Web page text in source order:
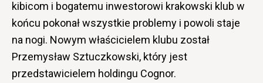
kibicom i bogatemu inwestorowi krakowski klub w
końcu pokonał wszystkie problemy i powoli staje
na nogi. Nowym właścicielem klubu został
Przemysław Sztuczkowski, który jest
przedstawicielem holdingu Cognor.